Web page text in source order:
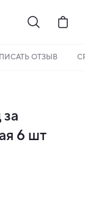
ОТЗЫВ
6 шт
в разделе «Мои
99% стоимости